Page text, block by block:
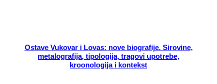
Ostave Vukovar i Lovas: nove biografije. Sirovine,
metalografija, tipologija, tragovi upotrebe,
kroonologija i kontekst